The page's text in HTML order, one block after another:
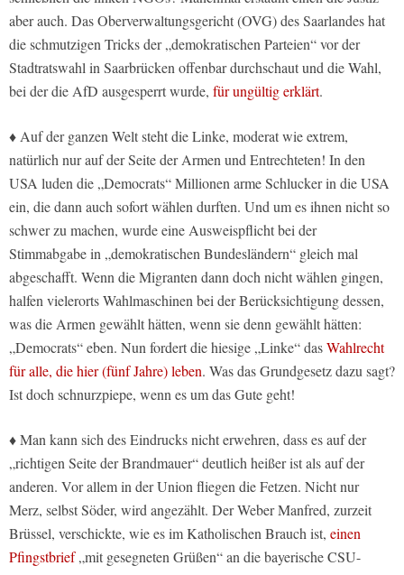
aber auch. Das Oberverwaltungsgericht (OVG) des Saarlandes hat
die schmutzigen Tricks der „demokratischen Parteien“ vor der
Stadtratswahl in Saarbrücken offenbar durchschaut und die Wahl,
bei der die AfD ausgesperrt wurde, für ungültig erklärt.
♦ Auf der ganzen Welt steht die Linke, moderat wie extrem,
natürlich nur auf der Seite der Armen und Entrechteten! In den
USA luden die „Democrats“ Millionen arme Schlucker in die USA
ein, die dann auch sofort wählen durften. Und um es ihnen nicht so
schwer zu machen, wurde eine Ausweispflicht bei der
Stimmabgabe in „demokratischen Bundesländern“ gleich mal
abgeschafft. Wenn die Migranten dann doch nicht wählen gingen,
halfen vielerorts Wahlmaschinen bei der Berücksichtigung dessen,
was die Armen gewählt hätten, wenn sie denn gewählt hätten:
„Democrats“ eben. Nun fordert die hiesige „Linke“ dasWahlrecht
für alle, die hier (fünf Jahre) leben. Was das Grundgesetz dazu sagt?
Ist doch schnurzpiepe, wenn es um das Gute geht!
♦ Man kann sich des Eindrucks nicht erwehren, dass es auf der
„richtigen Seite der Brandmauer“ deutlich heißer ist als auf der
anderen. Vor allem in der Union fliegen die Fetzen. Nicht nur
Merz, selbst Söder, wird angezählt. Der Weber Manfred, zurzeit
Brüssel, verschickte, wie es im Katholischen Brauch ist, einen
Pfingstbrief„mit gesegneten Grüßen“ an die bayerische CSU-